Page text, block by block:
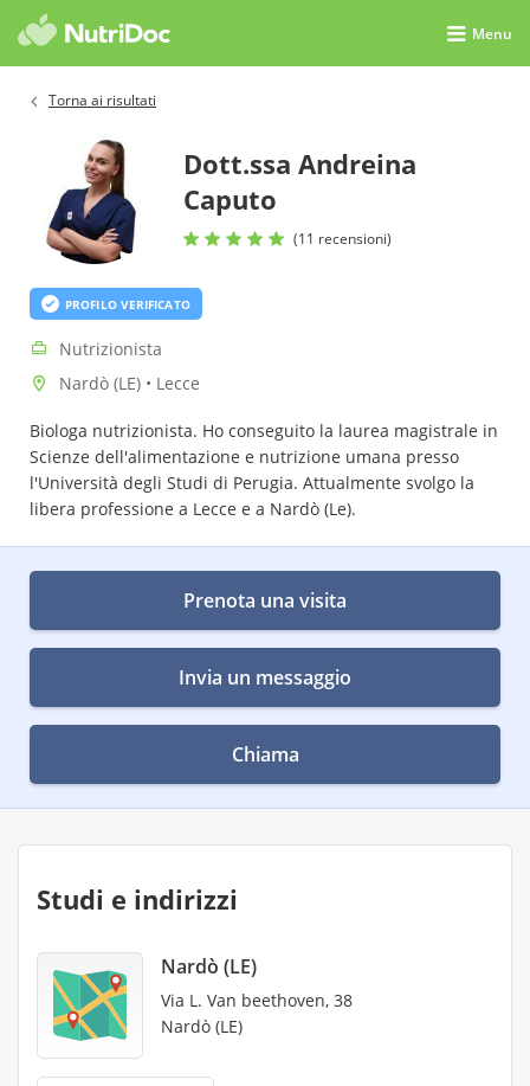
Menu
Torna ai risultati
Dott.ssa Andreina
Caputo
(11 recensioni)
PROFILO VERIFICATO
Nutrizionista
Nardò (LE) • Lecce
Biologa nutrizionista. Ho conseguito la laurea magistrale in
Scienze dell'alimentazione e nutrizione umana presso
l'Università degli Studi di Perugia. Attualmente svolgo la
libera professione a Lecce e a Nardò (Le).
Prenota una visita
Invia un messaggio
Chiama
Studi e indirizzi
Nardò (LE)
Via L. Van beethoven, 38
Nardò (LE)